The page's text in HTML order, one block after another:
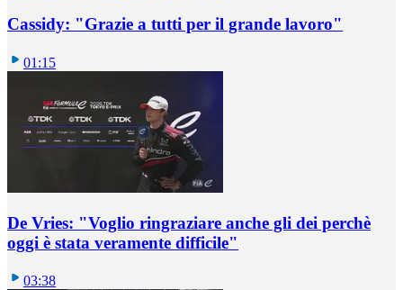
Cassidy: "Grazie a tutti per il grande lavoro"
01:15
De Vries: "Voglio ringraziare anche gli dei perchè
oggi è stata veramente difficile"
03:38